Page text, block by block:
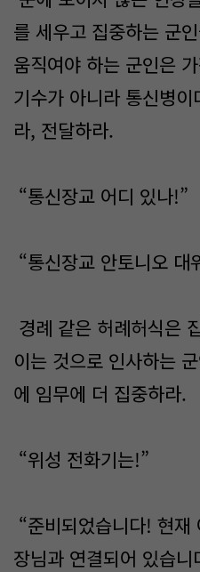
를 세우고 집중하는 군
움직여야 하는 군인은
기수가 아니라 통신병
라, 전달하라.
“통신장교 어디 있나!”
“통신장교 안토니오 대
경례 같은 허례허식은
이는 것으로 인사하는
에 임무에 더 집중하라.
“위성 전화기는!”
“준비되었습니다! 현
장님과 연결되어 있습니